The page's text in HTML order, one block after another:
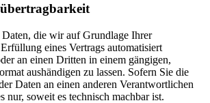
Daten, die wir auf Grundlage Ihrer
eines Vertrags automatisiert
an einen Dritten in einem gängigen,
aushändigen zu lassen. Sofern Sie die
Daten an einen anderen Verantwortlichen
nur, soweit es technisch machbar ist.